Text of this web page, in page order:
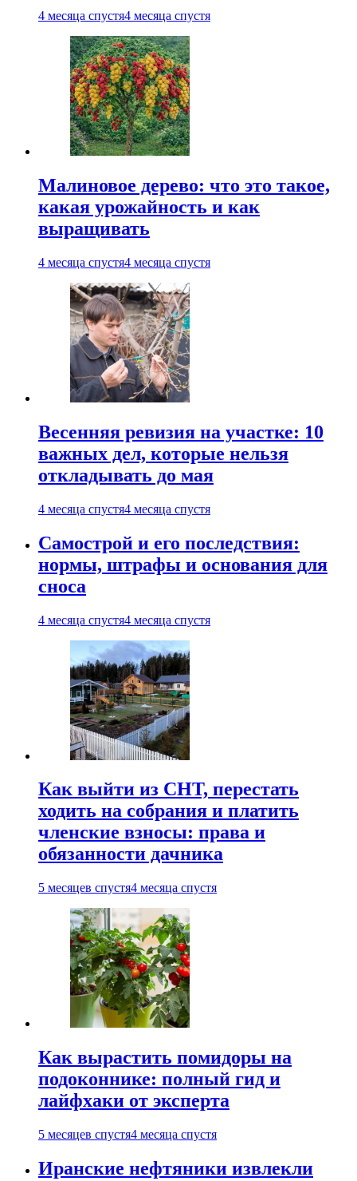
4 месяца спустя4 месяца спустя
Малиновое дерево: что это такое,
какая урожайность и как
выращивать
4 месяца спустя4 месяца спустя
Весенняя ревизия на участке: 10
важных дел, которые нельзя
откладывать до мая
4 месяца спустя4 месяца спустя
Самострой и его последствия:
нормы, штрафы и основания для
сноса
4 месяца спустя4 месяца спустя
Как выйти из СНТ, перестать
ходить на собрания и платить
членские взносы: права и
обязанности дачника
5 месяцев спустя4 месяца спустя
Как вырастить помидоры на
подоконнике: полный гид и
лайфхаки от эксперта
5 месяцев спустя4 месяца спустя
Иранские нефтяники извлекли